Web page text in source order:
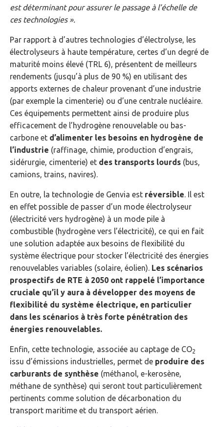
est déterminant pour assurer le passage à l’échelle de
ces technologies ».
Par rapport à d’autres technologies d’électrolyse, les
électrolyseurs à haute température, certes d’un degré de
maturité moins élevé (TRL 6), présentent de meilleurs
rendements (jusqu’à plus de 90 %) en utilisant des
apports externes de chaleur provenant d’une industrie
(par exemple la cimenterie) ou d’une centrale nucléaire.
Ces équipements permettent ainsi de produire plus
efficacement de l’hydrogène renouvelable ou bas-
carbone et d’alimenter les besoins en hydrogène de
l’industrie (raffinage, chimie, production d’engrais,
sidérurgie, cimenterie) et des transports lourds (bus,
camions, trains, navires).
En outre, la technologie de Genvia est réversible . Il est
en effet possible de passer d’un mode électrolyseur
(électricité vers hydrogène) à un mode pile à
combustible (hydrogène vers l’électricité), ce qui en fait
une solution adaptée aux besoins de flexibilité du
système électrique pour stocker l’électricité des énergies
renouvelables variables (solaire, éolien). Les scénarios
prospectifs de RTE à 2050 ont rappelé l’importance
cruciale qu’il y aura à développer des moyens de
flexibilité du système électrique, en particulier
dans les scénarios à très forte pénétration des
énergies renouvelables.
Enfin, cette technologie, associée au captage de CO2
issu d’émissions industrielles, permet de produire des
carburants de synthèse (méthanol, e-kerosène,
méthane de synthèse) qui seront tout particulièrement
pertinents comme solution de décarbonation du
transport maritime et du transport aérien.